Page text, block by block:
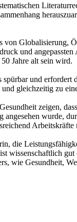
von Globalisierung,
und
Jahre alt sein wird.
spürbar und
gleichzeitig zu
zeigen,
wurde,
die
wissenschaftlich
wie Gesundheit,